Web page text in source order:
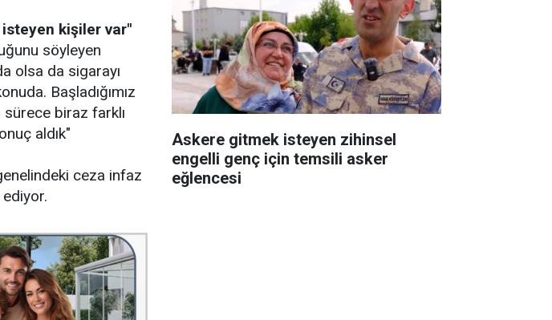
isteyen kişiler var"
söyleyen
olsa da sigarayı
Başladığımız
sürece biraz farklı
aldık"
ceza infaz
ediyor.
Askere gitmek isteyen zihinsel
engelli genç için temsili asker
eğlencesi